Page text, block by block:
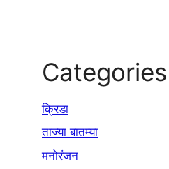
Categories
क्रिडा
ताज्या बातम्या
मनोरंजन